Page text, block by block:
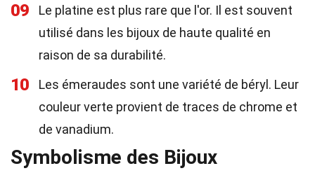
09
Le platine est plus rare que l'or. Il est souvent
utilisé dans les bijoux de haute qualité en
raison de sa durabilité.
10
Les émeraudes sont une variété de béryl. Leur
couleur verte provient de traces de chrome et
de vanadium.
Symbolisme des Bijoux